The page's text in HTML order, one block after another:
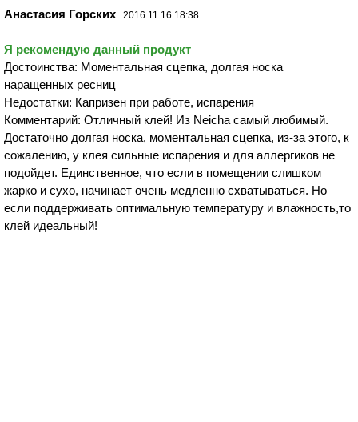
Анастасия Горских 2016.11.16 18:38
Я рекомендую данный продукт
Достоинства: Моментальная сцепка, долгая носка
наращенных ресниц
Недостатки: Капризен при работе, испарения
Комментарий: Отличный клей! Из Neicha самый любимый.
Достаточно долгая носка, моментальная сцепка, из-за этого, к
сожалению, у клея сильные испарения и для аллергиков не
подойдет. Единственное, что если в помещении слишком
жарко и сухо, начинает очень медленно схватываться. Но
если поддерживать оптимальную температуру и влажность,то
клей идеальный!